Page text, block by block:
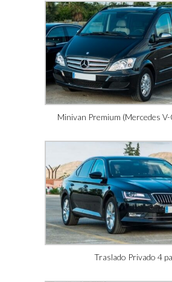
Minivan Premium (Mercedes V-
Traslado Privado 4